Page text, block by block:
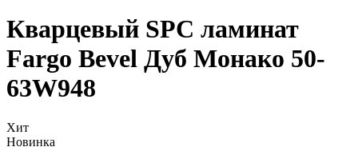
Кварцевый SPC ламинат
Fargo Bevel Дуб Монако 50-
63W948
Хит
Новинка